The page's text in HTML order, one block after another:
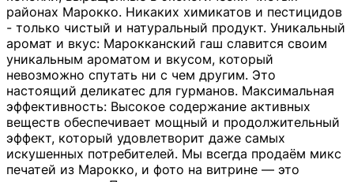
районах Марокко. Никаких химикатов и пестицидов
- только чистый и натуральный продукт. Уникальный
аромат и вкус: Марокканский гаш славится своим
уникальным ароматом и вкусом, который
невозможно спутать ни с чем другим. Это
настоящий деликатес для гурманов. Максимальная
эффективность: Высокое содержание активных
веществ обеспечивает мощный и продолжительный
эффект, который удовлетворит даже самых
искушенных потребителей. Мы всегда продаём микс
печатей из Марокко, и фото на витрине — это